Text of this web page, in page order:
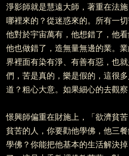
淨影師就是慧遠大師，著重在法
哪裡來的？從迷惑來的。所有一
他對於宇宙萬有，他想錯了，他
他也做錯了，造無量無邊的業。
界裡面有染有淨、有善有惡，也
們，苦是真的，樂是假的，這很
道？粗心大意。如果細心的去觀察
憬興師偏重在財施上，「欲濟貧
貧苦的人，你要勸他學佛，他三
學佛？你能把他基本的生活解決